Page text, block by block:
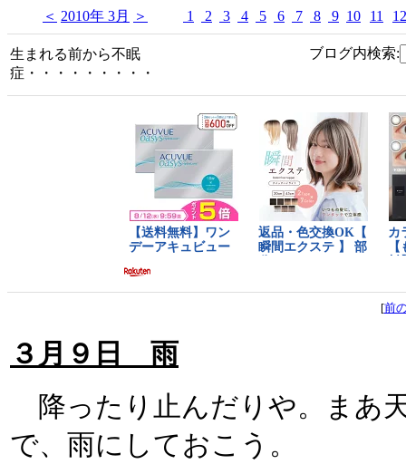
＜ 2010年 3月 ＞ 1 2 3 4 5 6 7 8 9 10 11 12
生まれる前から不眠
症・・・・・・・・・
ブログ内検索:
[前
３月９日 雨
降ったり止んだりや。まあ
で、雨にしておこう。